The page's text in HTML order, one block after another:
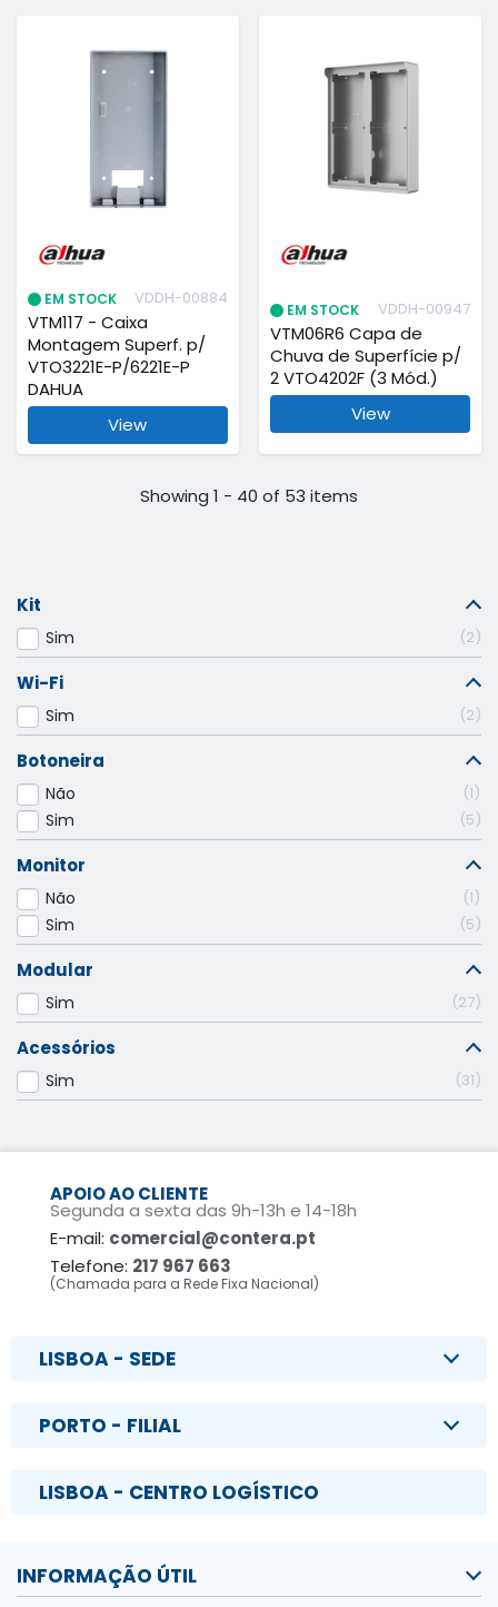
EM STOCK VDDH-00884
VTM117 - Caixa
Montagem Superf. p/
VTO3221E-P/6221E-P
DAHUA
View
EM STOCK VDDH-00947
VTM06R6 Capa de
Chuva de Superfície p/
2 VTO4202F (3 Mód.)
View
Showing 1 - 40 of 53 items
Kit
Sim 2
Wi-Fi
Sim 2
Botoneira
Não 1
Sim 5
Monitor
Não 1
Sim 5
Modular
Sim 27
Acessórios
Sim 31
APOIO AO CLIENTE
Segunda a sexta das 9h-13h e 14-18h
E-mail: comercial@contera.pt
Telefone: 217 967 663
(Chamada para a Rede Fixa Nacional)
LISBOA - SEDE
PORTO - FILIAL
LISBOA - CENTRO LOGÍSTICO
INFORMAÇÃO ÚTIL